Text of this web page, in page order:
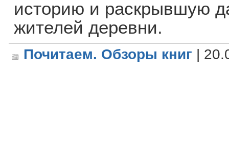
историю и раскрывшую
жителей деревни.
Почитаем. Обзоры книг |